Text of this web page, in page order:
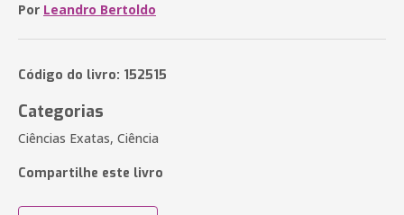
Por Leandro Bertoldo
Código do livro: 152515
Categorias
Ciências Exatas, Ciência
Compartilhe este livro